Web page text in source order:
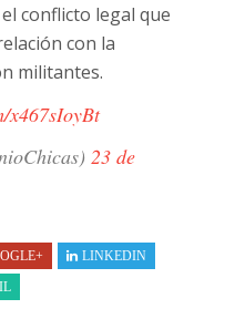
conflicto legal que
con la
militantes.
x467sIoyBt
23 de
LINKEDIN